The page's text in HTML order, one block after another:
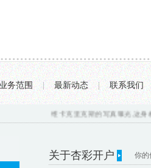
务范围 | 最新动态 | 联系我们
维卡克里克斯的写真曝光,这身材
关于杏彩开户 你的